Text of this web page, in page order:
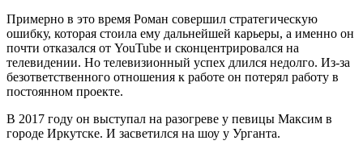
Примерно в это время Роман совершил стратегическую
ошибку, которая стоила ему дальнейшей карьеры, а именно он
почти отказался от YouTube и сконцентрировался на
телевидении. Но телевизионный успех длился недолго. Из-за
безответственного отношения к работе он потерял работу в
постоянном проекте.
В 2017 году он выступал на разогреве у певицы Максим в
городе Иркутске. И засветился на шоу у Урганта.